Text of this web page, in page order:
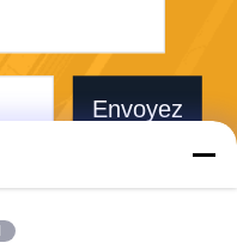
Envoyez